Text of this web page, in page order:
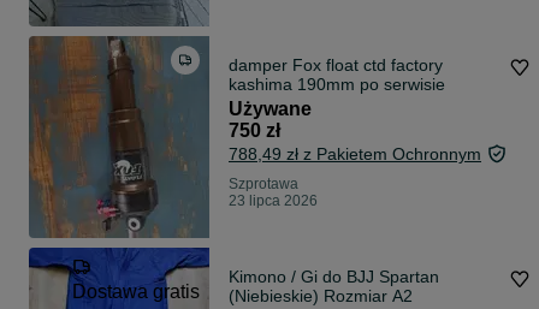
damper Fox float ctd factory
kashima 190mm po serwisie
Używane
750 zł
788,49 zł z Pakietem Ochronnym
Szprotawa
23 lipca 2026
Dostawa gratis
Kimono / Gi do BJJ Spartan
(Niebieskie) Rozmiar A2